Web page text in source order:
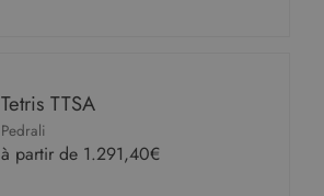
Tetris TTSA
Pedrali
à partir de 1.291,40€